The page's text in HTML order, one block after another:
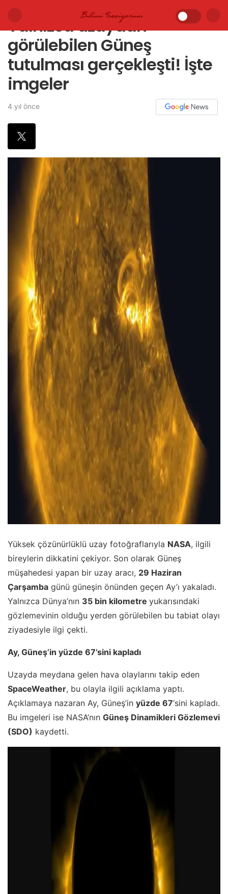
Yalnızca uzaydan
görülebilen Güneş
tutulması gerçekleşti! İşte
imgeler
4 yıl önce
Yüksek çözünürlüklü uzay fotoğraflarıyla NASA, ilgili
bireylerin dikkatini çekiyor. Son olarak Güneş
müşahedesi yapan bir uzay aracı, 29 Haziran
Çarşamba günü güneşin önünden geçen Ay’ı yakaladı.
Yalnızca Dünya’nın 35 bin kilometre yukarısındaki
gözlemevinin olduğu yerden görülebilen bu tabiat olayı
ziyadesiyle ilgi çekti.
Ay, Güneş’in yüzde 67’sini kapladı
Uzayda meydana gelen hava olaylarını takip eden
SpaceWeather, bu olayla ilgili açıklama yaptı.
Açıklamaya nazaran Ay, Güneş’in yüzde 67‘sini kapladı.
Bu imgeleri ise NASA’nın Güneş Dinamikleri Gözlemevi
(SDO) kaydetti.